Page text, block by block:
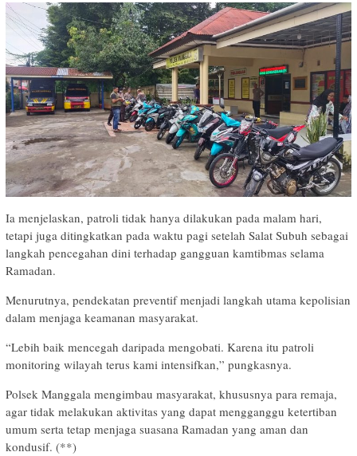
Ia menjelaskan, patroli tidak hanya dilakukan pada malam hari,
tetapi juga ditingkatkan pada waktu pagi setelah Salat Subuh sebagai
langkah pencegahan dini terhadap gangguan kamtibmas selama
Ramadan.
Menurutnya, pendekatan preventif menjadi langkah utama kepolisian
dalam menjaga keamanan masyarakat.
“Lebih baik mencegah daripada mengobati. Karena itu patroli
monitoring wilayah terus kami intensifkan,” pungkasnya.
Polsek Manggala mengimbau masyarakat, khususnya para remaja,
agar tidak melakukan aktivitas yang dapat mengganggu ketertiban
umum serta tetap menjaga suasana Ramadan yang aman dan
kondusif. (**)